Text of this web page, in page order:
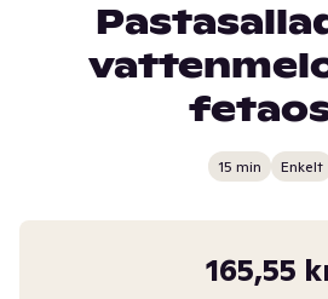
15 min Enkelt
165,55